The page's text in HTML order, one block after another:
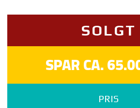
SOLGT
SPAR CA.
PRIS